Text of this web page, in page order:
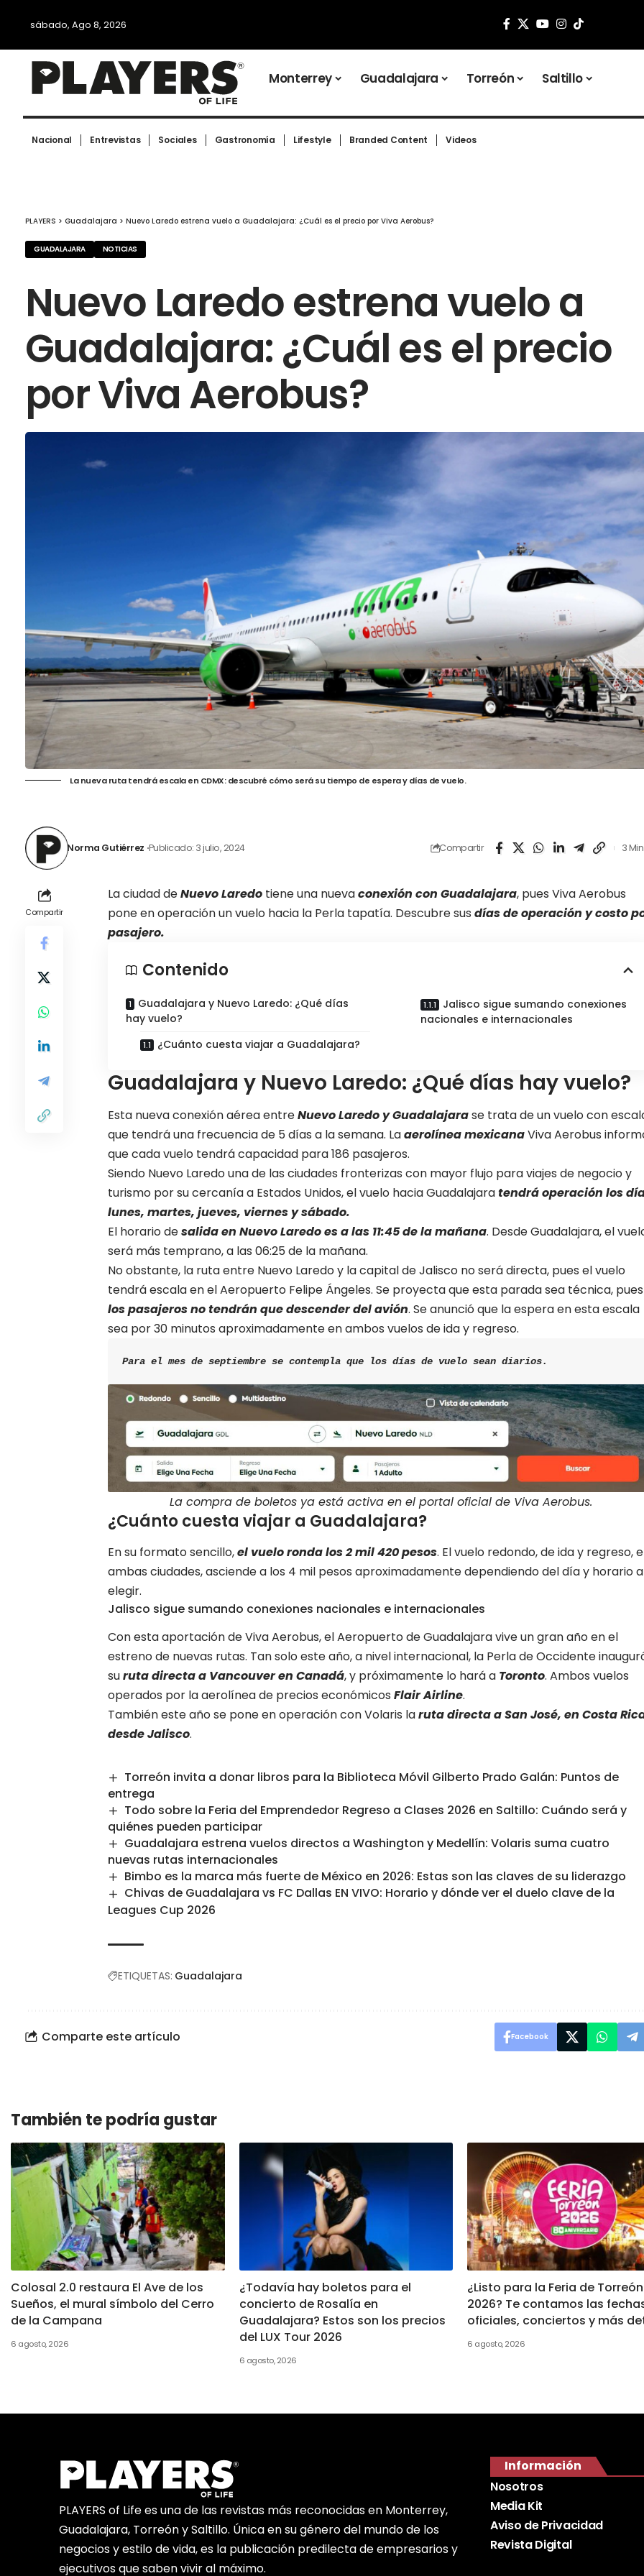
sábado, Ago 8, 2026
Monterrey Guadalajara Torreón Saltillo
Nacional Entrevistas Sociales Gastronomía Lifestyle Branded Content Videos
PLAYERS > Guadalajara > Nuevo Laredo estrena vuelo a Guadalajara: ¿Cuál es el precio por Viva Aerobus?
GUADALAJARA NOTICIAS
Nuevo Laredo estrena vuelo a
Guadalajara: ¿Cuál es el precio
por Viva Aerobus?
La nueva ruta tendrá escala en CDMX: descubré cómo será su tiempo de espera y días de vuelo.
Norma Gutiérrez Publicado: 3 julio, 2024 Compartir 3
Compartir
La ciudad deNuevo Laredo tiene una nuevaconexión con Guadalajara, pues Viva Aerobus
pone en operación un vuelo hacia la Perla tapatía. Descubre sus días de operación y costo
pasajero.
Contenido
Guadalajara y Nuevo Laredo: ¿Qué días
hay vuelo?
¿Cuánto cuesta viajar a Guadalajara?
Jalisco sigue sumando conexiones
nacionales e internacionales
Guadalajara y Nuevo Laredo: ¿Qué días hay vuelo?
Esta nueva conexión aérea entreNuevo Laredo y Guadalajarase trata de un vuelo con
que tendrá una frecuencia de 5 días a la semana. Laaerolínea mexicanaViva Aerobus
que cada vuelo tendrá capacidad para 186 pasajeros.
Siendo Nuevo Laredo una de las ciudades fronterizas con mayor flujo para viajes de negocio y
turismo por su cercanía a Estados Unidos, el vuelo hacia Guadalajaratendrá operación los
lunes, martes, jueves, viernes y sábado.
El horario desalida en Nuevo Laredo es a las 11:45 de la mañana. Desde Guadalajara, el
será más temprano, a las 06:25 de la mañana.
No obstante, la ruta entre Nuevo Laredo y la capital de Jalisco no será directa, pues el vuelo
tendrá escala en el Aeropuerto Felipe Ángeles. Se proyecta que esta parada sea técnica, pues
los pasajeros no tendrán que descender del avión. Se anunció que la espera en esta escala
sea por 30 minutos aproximadamente en ambos vuelos de ida y regreso.
Para el mes de septiembre se contempla que los días de vuelo sean diarios.
La compra de boletos ya está activa en el portal oficial de Viva Aerobus.
¿Cuánto cuesta viajar a Guadalajara?
En su formato sencillo,el vuelo ronda los 2 mil 420 pesos. El vuelo redondo, de ida y regreso,
ambas ciudades, asciende a los 4 mil pesos aproximadamente dependiendo del día y horario a
elegir.
Jalisco sigue sumando conexiones nacionales e internacionales
Con esta aportación de Viva Aerobus, el Aeropuerto de Guadalajara vive un gran año en el
estreno de nuevas rutas. Tan solo este año, a nivel internacional, la Perla de Occidente
suruta directa a Vancouver en Canadá, y próximamente lo hará a Toronto. Ambos vuelos
operados por la aerolínea de precios económicos Flair Airline.
También este año se pone en operación con Volaris laruta directa a San José, en Costa
desde Jalisco.
Torreón invita a donar libros para la Biblioteca Móvil Gilberto Prado Galán: Puntos de
entrega
Todo sobre la Feria del Emprendedor Regreso a Clases 2026 en Saltillo: Cuándo será y
quiénes pueden participar
Guadalajara estrena vuelos directos a Washington y Medellín: Volaris suma cuatro
nuevas rutas internacionales
Bimbo es la marca más fuerte de México en 2026: Estas son las claves de su liderazgo
Chivas de Guadalajara vs FC Dallas EN VIVO: Horario y dónde ver el duelo clave de la
Leagues Cup 2026
ETIQUETAS: Guadalajara
Comparte este artículo Facebook
También te podría gustar
Colosal 2.0 restaura El Ave de los
Sueños, el mural símbolo del Cerro
de la Campana
6 agosto, 2026
¿Todavía hay boletos para el
concierto de Rosalía en
Guadalajara? Estos son los precios
del LUX Tour 2026
6 agosto, 2026
¿Listo para la Feria de Torreón
2026? Te contamos las
oficiales, conciertos y más
6 agosto, 2026
PLAYERS of Life es una de las revistas más reconocidas en Monterrey,
Guadalajara, Torreón y Saltillo. Única en su género del mundo de los
negocios y estilo de vida, es la publicación predilecta de empresarios y
ejecutivos que saben vivir al máximo.
Información
Nosotros
Media Kit
Aviso de Privacidad
Revista Digital